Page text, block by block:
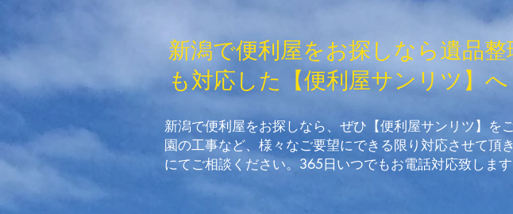
新潟で便利屋をお探しなら遺品
も対応した【便利屋サンリツ】へ
新潟で便利屋をお探しなら、ぜひ【便利屋サンリツ】
園の工事など、様々なご要望にできる限り対応させて
にてご相談ください。365日いつでもお電話対応致します